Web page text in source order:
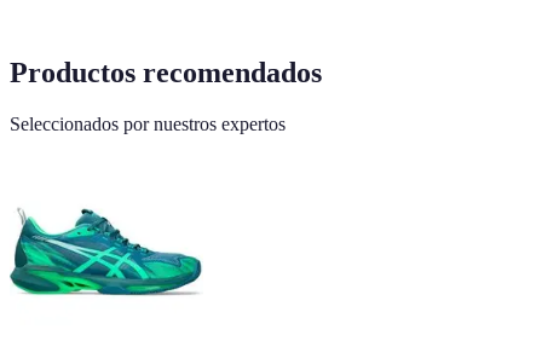
Productos recomendados
Seleccionados por nuestros expertos